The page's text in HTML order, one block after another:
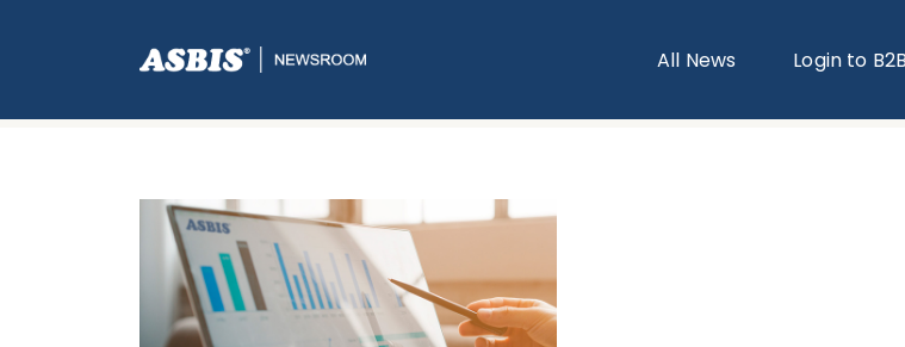
All News Login to
Category:Finance